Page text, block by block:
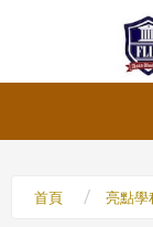
首頁 亮點學